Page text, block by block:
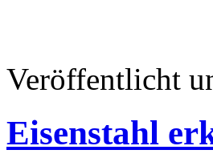
Veröffentlicht
Eisenstahl